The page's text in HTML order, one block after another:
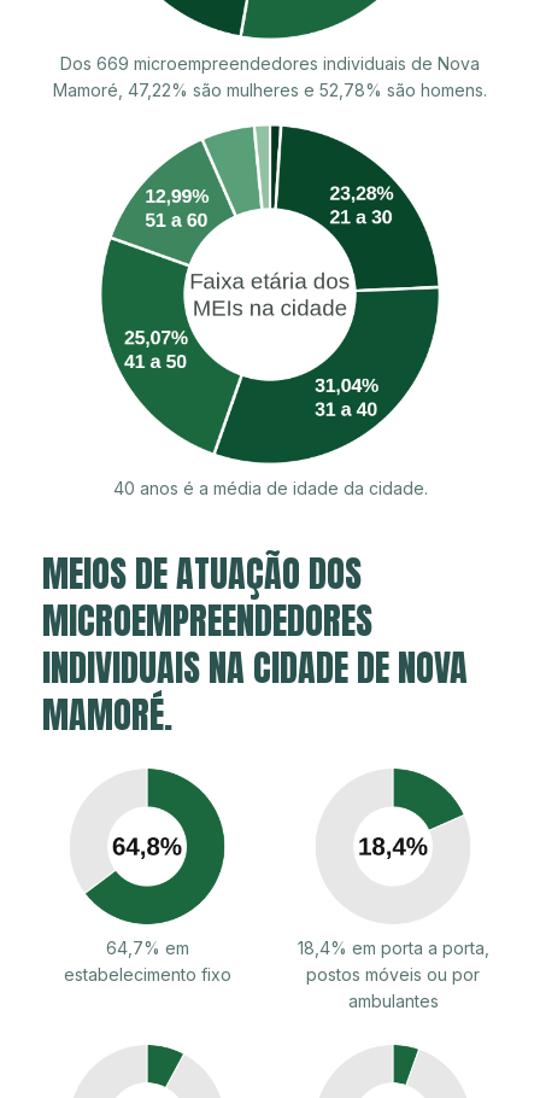
Dos 669 microempreendedores individuais de Nova
Mamoré, 47,22% são mulheres e 52,78% são homens.
40 anos é a média de idade da cidade.
MEIOS DE ATUAÇÃO DOS
MICROEMPREENDEDORES
INDIVIDUAIS NA CIDADE DE NOVA
MAMORÉ.
64,7% em
estabelecimento fixo
18,4% em porta a porta,
postos móveis ou por
ambulantes